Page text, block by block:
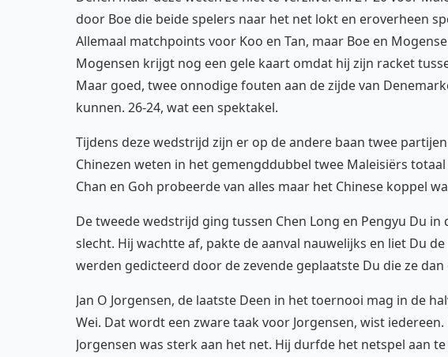
door Boe die beide spelers naar het net lokt en eroverheen
Allemaal matchpoints voor Koo en Tan, maar Boe en
Mogensen krijgt nog een gele kaart omdat hij zijn racket
Maar goed, twee onnodige fouten aan de zijde van
kunnen. 26-24, wat een spektakel.
Tijdens deze wedstrijd zijn er op de andere baan twee
Chinezen weten in het gemengddubbel twee Maleisiërs
Chan en Goh probeerde van alles maar het Chinese koppel
De tweede wedstrijd ging tussen Chen Long en Pengyu Du
slecht. Hij wachtte af, pakte de aanval nauwelijks en liet Du
werden gedicteerd door de zevende geplaatste Du die ze
Jan O Jorgensen, de laatste Deen in het toernooi mag in de
Wei. Dat wordt een zware taak voor Jorgensen, wist
Jorgensen was sterk aan het net. Hij durfde het netspel aan